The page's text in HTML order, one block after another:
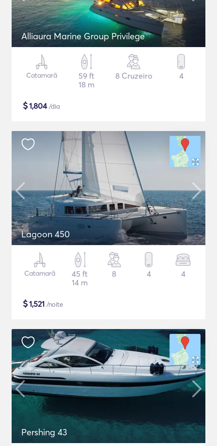
Alliaura Marine Group Privilege
Catamarã
59 ft
18 m
8 Cruzeiro 4
$1,804/dia
Lagoon 450
Catamarã
45 ft
14 m
8 4 4
$1,521 /noite
Pershing 43